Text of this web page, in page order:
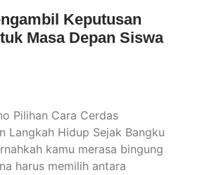
Keputusan
Masa Depan Siswa
Pilihan Cara Cerdas
Langkah Hidup Sejak Bangku
kamu merasa bingung
harus memilih antara